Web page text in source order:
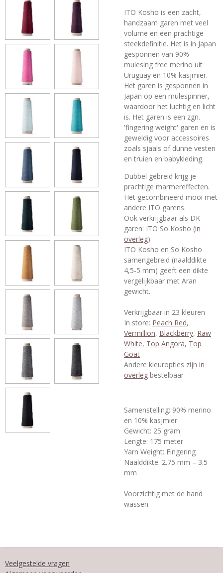
ITO Kosho is een zacht,
handzaam garen met veel
volume en een prachtige
steekdefinitie. Het is in Japan
gesponnen van 90%
mulesing free merino uit
Uruguay en 10% kasjmier.
Het garen is gesponnen in
Japan op een mulespinner,
waardoor het luchtig en licht
is. Het garen is een zgn.
'fingering weight' garen en is
geweldig voor accessoires
zoals sjaals of dunne vesten
en truien en babykleding.
Dubbel gebreid krijg je
prachtige marmereffecten.
Het gecombineerd mooi met
andere ITO garens.
Ook verkrijgbaar als DK
garen: ITO So Kosho (in
overleg)
ITO Kosho en So Kosho
samengebreid (naalddikte
4,5-5 mm) geeft een dikte
vergelijkbaar met Aran
gewicht.
Verkrijgbaar in 23 kleuren
In store: Peach Red,
Vermillion, Blackberry, Raw
White, Top Angora, Top
Goat
Andere kleuropties zijn in
overleg bestelbaar
Samenstelling: 90% merino
en 10% kasjmier
Gewicht: 25 gram
Lengte: 175 meter
Yarn Weight: Fingering
Naalddikte: 2.75 mm – 3.5
mm
Voorzichtig met de hand
wassen
Veelgestelde vragen